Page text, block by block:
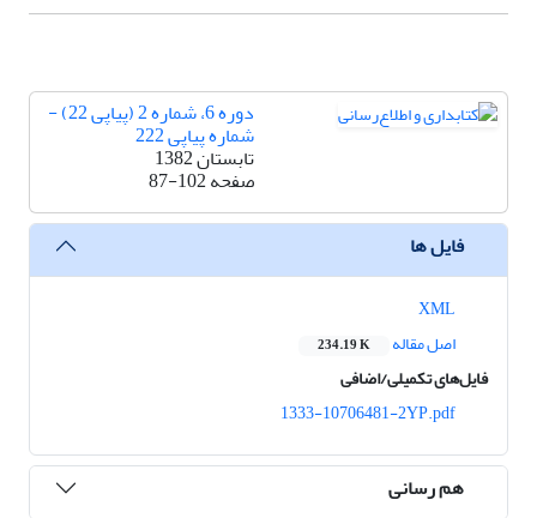
دوره 6، شماره 2 (پیاپی 22) -
شماره پیاپی 222
تابستان 1382
صفحه87-102
فایل ها
اصل مقاله
234.19 K
فایل‌های تکمیلی/اضافی
1333-10706481-2YP.pdf
هم رسانی